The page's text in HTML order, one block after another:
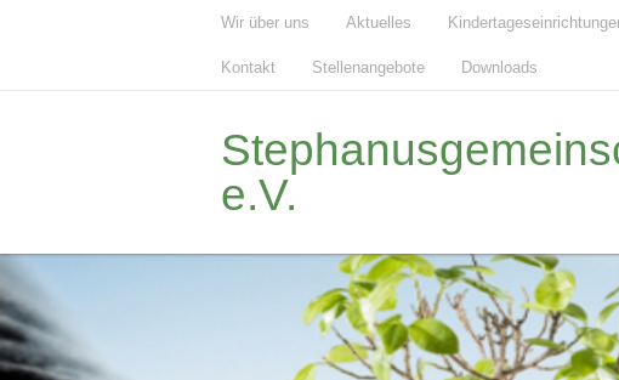
Wir über uns Aktuelles
Kontakt Stellenangebote Downloads
e.V.